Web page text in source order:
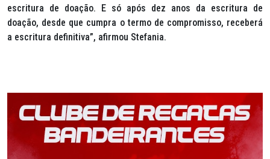
escritura de doação. E só após dez anos da escritura de
doação, desde que cumpra o termo de compromisso, receberá
a escritura definitiva”, afirmou Stefania.